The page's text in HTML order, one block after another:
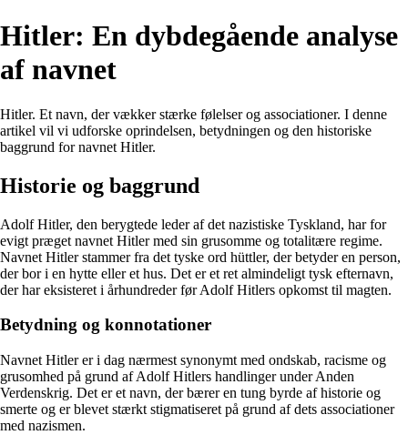
Hitler: En dybdegående analyse
af navnet
Hitler. Et navn, der vækker stærke følelser og associationer. I denne
artikel vil vi udforske oprindelsen, betydningen og den historiske
baggrund for navnet Hitler.
Historie og baggrund
Adolf Hitler, den berygtede leder af det nazistiske Tyskland, har for
evigt præget navnet Hitler med sin grusomme og totalitære regime.
Navnet Hitler stammer fra det tyske ord hüttler, der betyder en person,
der bor i en hytte eller et hus. Det er et ret almindeligt tysk efternavn,
der har eksisteret i århundreder før Adolf Hitlers opkomst til magten.
Betydning og konnotationer
Navnet Hitler er i dag nærmest synonymt med ondskab, racisme og
grusomhed på grund af Adolf Hitlers handlinger under Anden
Verdenskrig. Det er et navn, der bærer en tung byrde af historie og
smerte og er blevet stærkt stigmatiseret på grund af dets associationer
med nazismen.